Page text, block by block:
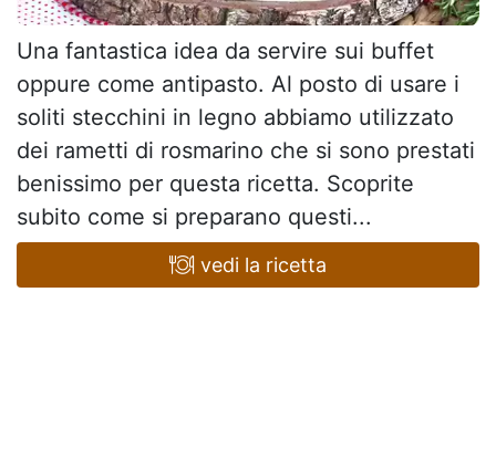
Una fantastica idea da servire sui buffet
oppure come antipasto. Al posto di usare i
soliti stecchini in legno abbiamo utilizzato
dei rametti di rosmarino che si sono prestati
benissimo per questa ricetta. Scoprite
subito come si preparano questi...
vedi la ricetta